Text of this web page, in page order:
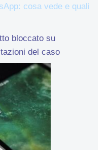
cosa vede e quali
bloccato su
del caso